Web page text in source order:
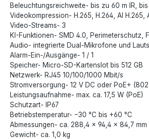
Beleuchtungsreichweite- bis zu 60 m IR,
Videokompression- H.265, H.264, AI H.265,
Video-Streams- 3
KI-Funktionen- SMD 4.0, Perimeterschutz,
Audio- integrierte Dual-Mikrofone und
Alarm-Ein-/Ausgänge- 1 / 1
Speicher- Micro-SD-Kartenslot bis 512 GB
Netzwerk- RJ45 10/100/1000 Mbit/s
Stromversorgung- 12 V DC oder PoE+
Leistungsaufnahme- max. ca. 17,5 W (PoE)
Schutzart- IP67
Betriebstemperatur- −30 °C bis +60 °C
Abmessungen- ca. 288,4 × 94,4 × 84,7 mm
Gewicht- ca. 1,0 kg